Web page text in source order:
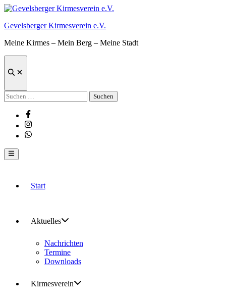
Zum
springen
Gevelsberger Kirmesverein e.V.
Meine Kirmes – Mein Berg – Meine Stadt
Suche
Suchen
nach:
Facebook
Instagram
Whatsapp
Hauptmenü
Start
Aktuelles
Nachrichten
Termine
Downloads
Kirmesverein